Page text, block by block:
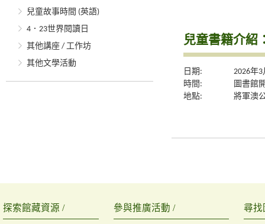
兒童故事時間 (英語)
4．23世界閱讀日
其他講座 / 工作坊
其他文學活動
兒童書籍介紹
日期:
2026年
時間:
圖書館
地點:
將軍澳
探索館藏資源 / 參與推廣活動 / 尋找